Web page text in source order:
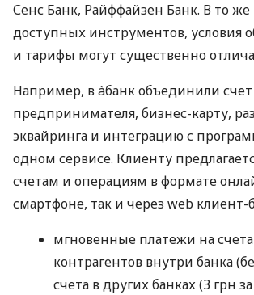
Сенс Банк, Райффайзен Банк. В то
доступных инструментов, условия
и тарифы могут существенно
Например, в àбанк объединили
предпринимателя, бизнес-карту,
эквайринга и интеграцию с
одном сервисе. Клиенту
счетам и операциям в формате
смартфоне, так и через web клиент-
мгновенные платежи на счета
контрагентов внутри банка
счета в других банках (3 грн